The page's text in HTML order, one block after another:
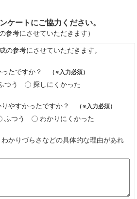
ケートにご協力ください。
参考にさせていただきます）
の参考にさせていただきます。
ったですか？ （※入力必須）
つう 探しにくかった
りやすかったですか？ （※入力必須）
ふつう わかりにくかった
かりづらさなどの具体的な理由があれ